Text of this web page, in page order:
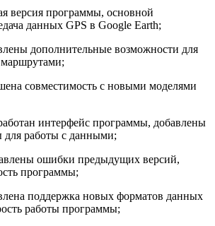
версия программы, основной
данных GPS в Google Earth;
дополнительные возможности для
совместимость с новыми моделями
интерфейс программы, добавлены
работы с данными;
ошибки предыдущих версий,
программы;
поддержка новых форматов данных
работы программы;